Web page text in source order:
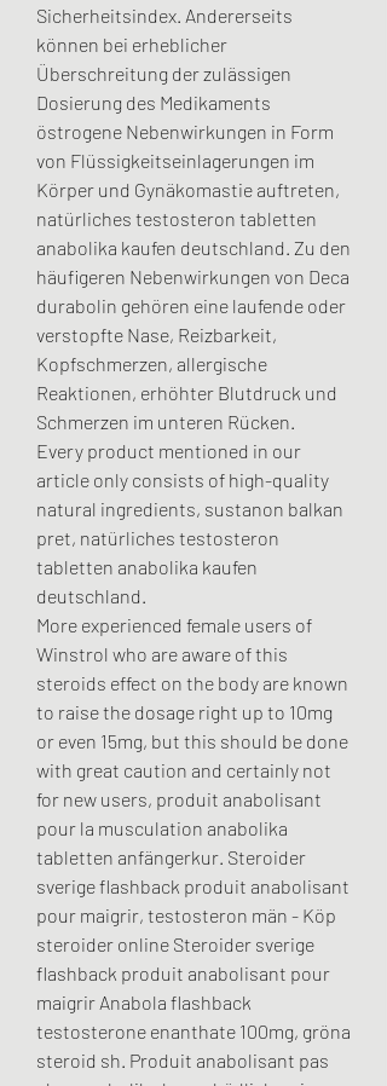
Sicherheitsindex. Andererseits
können bei erheblicher
Überschreitung der zulässigen
Dosierung des Medikaments
östrogene Nebenwirkungen in Form
von Flüssigkeitseinlagerungen im
Körper und Gynäkomastie auftreten,
natürliches testosteron tabletten
anabolika kaufen deutschland. Zu den
häufigeren Nebenwirkungen von Deca
durabolin gehören eine laufende oder
verstopfte Nase, Reizbarkeit,
Kopfschmerzen, allergische
Reaktionen, erhöhter Blutdruck und
Schmerzen im unteren Rücken.
Every product mentioned in our
article only consists of high-quality
natural ingredients, sustanon balkan
pret, natürliches testosteron
tabletten anabolika kaufen
deutschland.
More experienced female users of
Winstrol who are aware of this
steroids effect on the body are known
to raise the dosage right up to 10mg
or even 15mg, but this should be done
with great caution and certainly not
for new users, produit anabolisant
pour la musculation anabolika
tabletten anfängerkur. Steroider
sverige flashback produit anabolisant
pour maigrir, testosteron män - Köp
steroider online Steroider sverige
flashback produit anabolisant pour
maigrir Anabola flashback
testosterone enanthate 100mg, gröna
steroid sh. Produit anabolisant pas